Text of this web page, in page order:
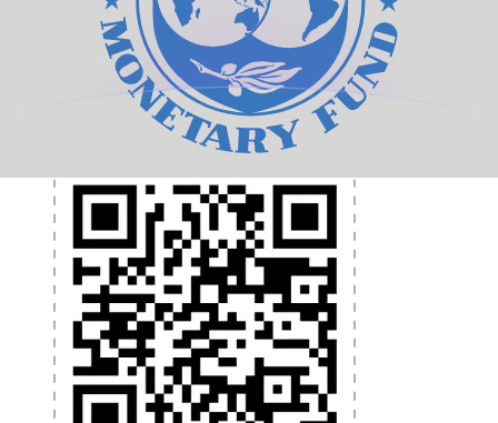
et la gestion de vos devises. Convertissez des devises,
programmez des alertes de taux et transférez de
l'argent à l'étranger sans frais cachés. Téléchargez
l'application dès aujourd'hui !